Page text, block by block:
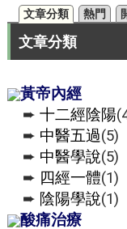
文章分類 熱門
文章分類
黃帝內經
➨ 十二經陰陽
➨ 中醫五過(5)
➨ 中醫學說(5)
➨ 四經一體(1)
➨ 陰陽學說(1)
酸痛治療